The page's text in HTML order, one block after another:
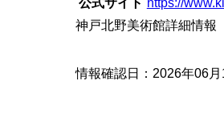
公式サイト https://
神戸北野美術館詳細情報
情報確認日：2026年06月